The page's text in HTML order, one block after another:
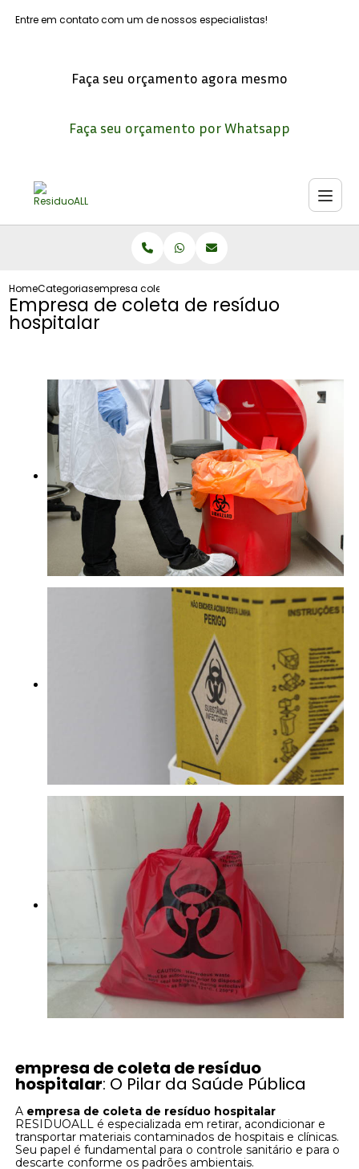
Entre em contato com um de nossos especialistas!
Faça seu orçamento agora mesmo
Faça seu orçamento por Whatsapp
HomeCategoriasempresa coleta residuo hospitalar
Empresa de coleta de resíduo
hospitalar
empresa de coleta de resíduo
hospitalar: O Pilar da Saúde Pública
A empresa de coleta de resíduo hospitalar
RESIDUOALL é especializada em retirar, acondicionar e
transportar materiais contaminados de hospitais e clínicas.
Seu papel é fundamental para o controle sanitário e para o
descarte conforme os padrões ambientais.